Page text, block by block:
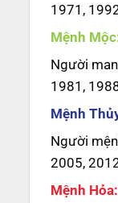
1971,
Mệnh
Người
1981,
Mệnh
Người
2005,
Mệnh